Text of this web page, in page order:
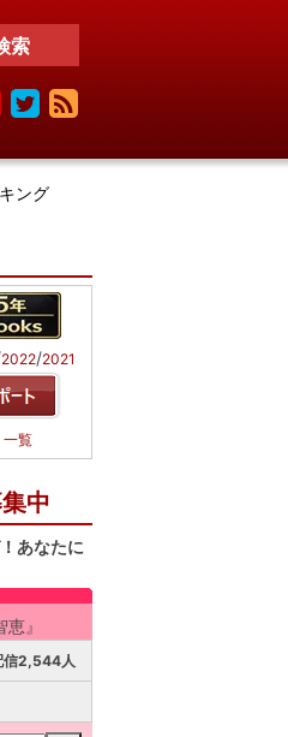
ング
2022/2021
一覧
中
あなたに
』
信2,544人